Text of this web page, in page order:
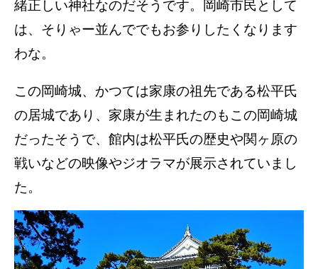
緒正しい神社なのだそうです。岡崎市民として
は、そりゃー並んででもお参りしたくなります
わな。
この岡崎城、かつては家康の祖先である松平氏
の居城であり、家康が生まれたのもこの岡崎城
だったそうで、館内は松平氏の歴史や関ヶ原の
戦いなどの映像やジオラマが展示されていまし
た。